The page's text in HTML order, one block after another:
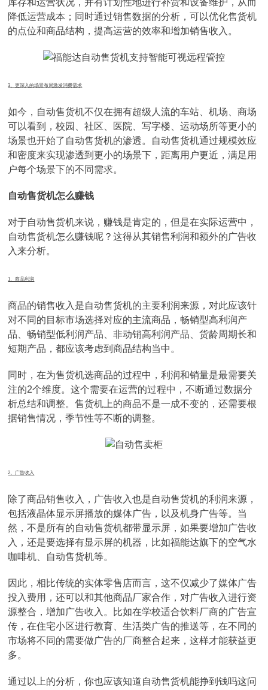
库存和运营状况，并有计划性地进行补货和设备维护，从而
降低运营成本；同时通过销售数据的分析，可以优化售货机
的点位和商品结构，提高运营的效率和增加销售收入。
3、更深入的场景布局激发消费需求
如今，自动售货机不仅在拥有超级人流的车站、机场、商场
可以看到，校园、社区、医院、写字楼、运动场所等更小的
场景也开始了自动售货机的渗透。自动售货机通过规模效应
和密度来实现渗透到更小的场景下，距离用户更近，满足用
户每个场景下的不同需求。
自动售货机怎么赚钱
对于自动售货机来说，赚钱是肯定的，但是在实际运营中，
自动售货机怎么赚钱呢？这得从其销售利润和额外的广告收
入来分析。
1、商品利润
商品的销售收入是自动售货机的主要利润来源，对此应该针
对不同的目标市场选择对应的主流商品，畅销型高利润产
品、畅销型低利润产品、非动销高利润产品、货龄周期长和
短期产品，都应该考虑到商品结构当中。
同时，在为售货机选商品的过程中，利润和销量是最需要关
注的2个维度。这个需要在运营的过程中，不断通过数据分
析总结和调整。售货机上的商品不是一成不变的，还需要根
据销售情况，季节性等不断的调整。
2、广告收入
除了商品销售收入，广告收入也是自动售货机的利润来源，
包括液晶体显示屏播放的媒体广告，以及机身广告等。当
然，不是所有的自动售货机都带显示屏，如果要增加广告收
入，还是要选择有显示屏的机器，比如福能达旗下的空气水
咖啡机、自动售货机等。
因此，相比传统的实体零售店而言，这不仅减少了媒体广告
投入费用，还可以和其他商品厂家合作，对广告收入进行资
源整合，增加广告收入。比如在学校适合饮料厂商的广告宣
传，在住宅小区进行教育、生活类广告的推送等，在不同的
市场将不同的需要做广告的厂商整合起来，这样才能获益更
多。
通过以上的分析，你也应该知道自动售货机能挣到钱吗这问